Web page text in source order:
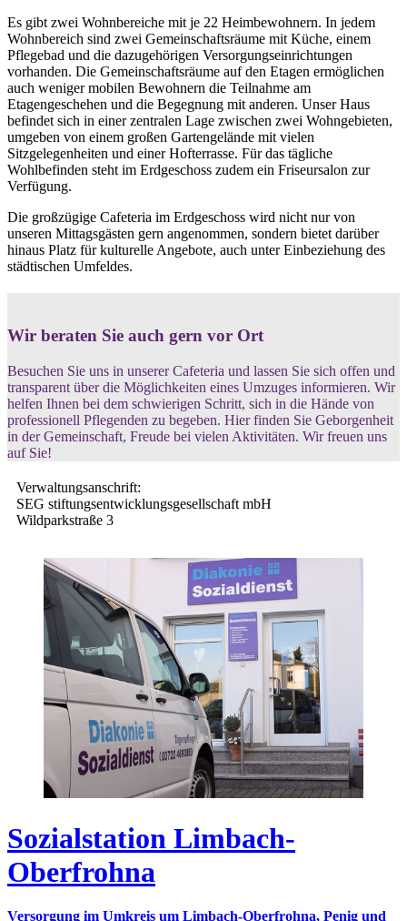
Es gibt zwei Wohnbereiche mit je 22 Heimbewohnern. In jedem
Wohnbereich sind zwei Gemeinschaftsräume mit Küche, einem
Pflegebad und die dazugehörigen Versorgungseinrichtungen
vorhanden. Die Gemeinschaftsräume auf den Etagen ermöglichen
auch weniger mobilen Bewohnern die Teilnahme am
Etagengeschehen und die Begegnung mit anderen. Unser Haus
befindet sich in einer zentralen Lage zwischen zwei Wohngebieten,
umgeben von einem großen Gartengelände mit vielen
Sitzgelegenheiten und einer Hofterrasse. Für das tägliche
Wohlbefinden steht im Erdgeschoss zudem ein Friseursalon zur
Verfügung.
Die großzügige Cafeteria im Erdgeschoss wird nicht nur von
unseren Mittagsgästen gern angenommen, sondern bietet darüber
hinaus Platz für kulturelle Angebote, auch unter Einbeziehung des
städtischen Umfeldes.
Wir beraten Sie auch gern vor Ort
Besuchen Sie uns in unserer Cafeteria und lassen Sie sich offen und
transparent über die Möglichkeiten eines Umzuges informieren. Wir
helfen Ihnen bei dem schwierigen Schritt, sich in die Hände von
professionell Pflegenden zu begeben. Hier finden Sie Geborgenheit
in der Gemeinschaft, Freude bei vielen Aktivitäten. Wir freuen uns
auf Sie!
Sozialstation Limbach-
Oberfrohna
Versorgung im Umkreis um Limbach-Oberfrohna, Penig und
Verwaltungsanschrift:
SEG stiftungsentwicklungsgesellschaft mbH
Wildparkstraße 3